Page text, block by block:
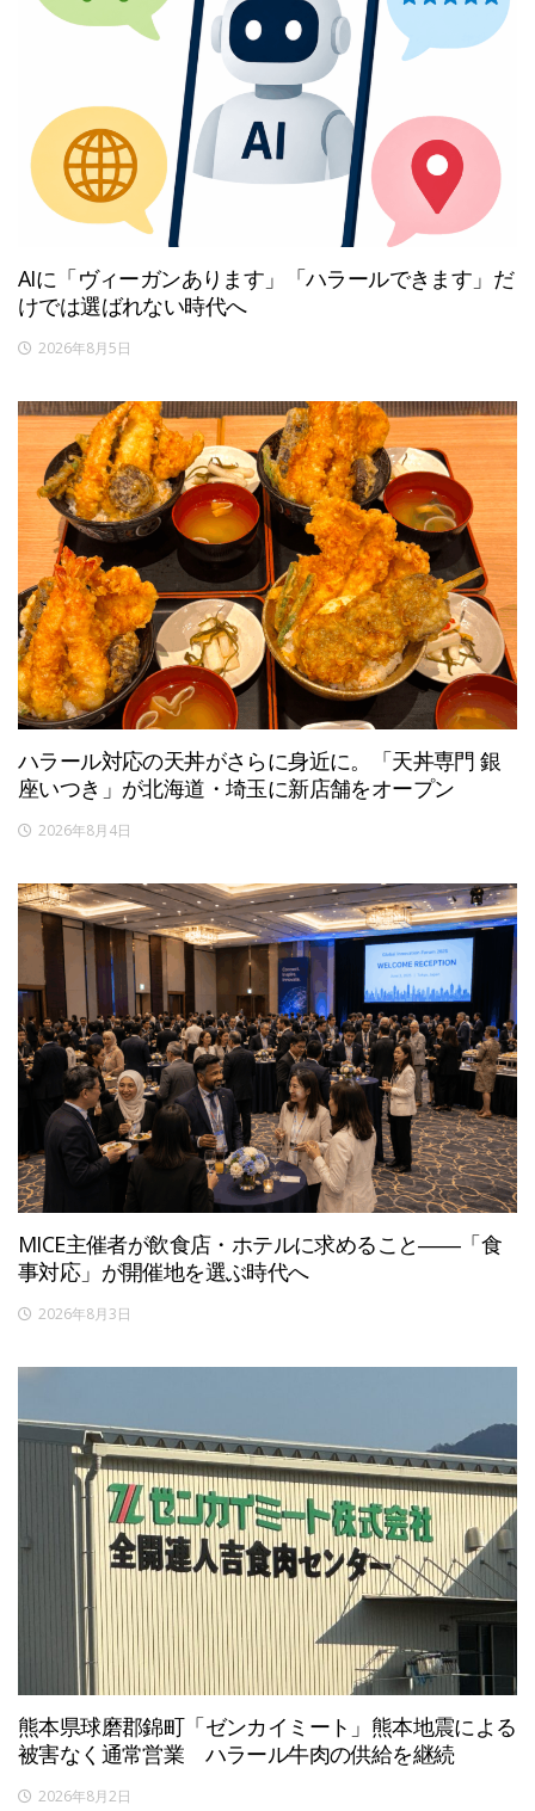
AIに「ヴィーガンあります」「ハラールできます」だ
けでは選ばれない時代へ
2026年8月5日
ハラール対応の天丼がさらに身近に。「天丼専門 銀
座いつき」が北海道・埼玉に新店舗をオープン
2026年8月4日
MICE主催者が飲食店・ホテルに求めること――「食
事対応」が開催地を選ぶ時代へ
2026年8月3日
熊本県球磨郡錦町「ゼンカイミート」熊本地震による
被害なく通常営業 ハラール牛肉の供給を継続
2026年8月2日